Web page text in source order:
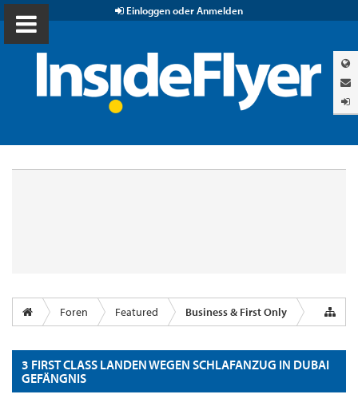
Einloggen oder Anmelden
Foren Featured Business & First Only
3 FIRST CLASS LANDEN WEGEN SCHLAFANZUG IN DUBAI
GEFÄNGNIS